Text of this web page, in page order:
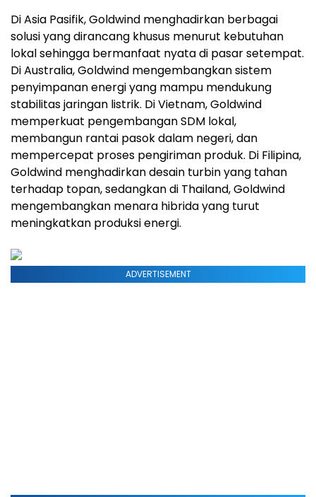
Di Asia Pasifik, Goldwind menghadirkan berbagai
solusi yang dirancang khusus menurut kebutuhan
lokal sehingga bermanfaat nyata di pasar setempat.
Di Australia, Goldwind mengembangkan sistem
penyimpanan energi yang mampu mendukung
stabilitas jaringan listrik. Di Vietnam, Goldwind
memperkuat pengembangan SDM lokal,
membangun rantai pasok dalam negeri, dan
mempercepat proses pengiriman produk. Di Filipina,
Goldwind menghadirkan desain turbin yang tahan
terhadap topan, sedangkan di Thailand, Goldwind
mengembangkan menara hibrida yang turut
meningkatkan produksi energi.
ADVERTISEMENT